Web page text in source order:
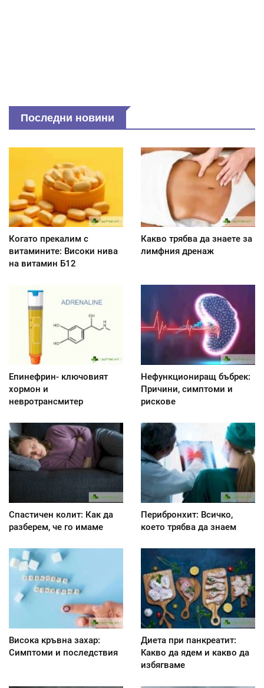
Последни новини
Когато прекалим с
витамините: Високи нива
на витамин Б12
Какво трябва да знаете за
лимфния дренаж
Епинефрин- ключовият
хормон и
невротрансмитер
Нефункциониращ бъбрек:
Причини, симптоми и
рискове
Спастичен колит: Как да
разберем, че го имаме
Перибронхит: Всичко,
което трябва да знаем
Висока кръвна захар:
Симптоми и последствия
Диета при панкреатит:
Kакво да ядем и какво да
избягваме